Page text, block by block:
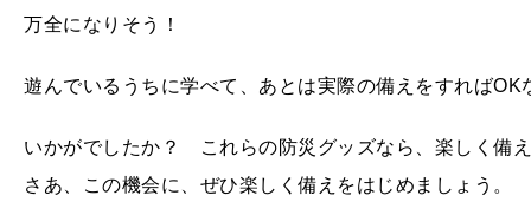
万全になりそう！
遊んでいるうちに学べて、あとは実際の備えをすればOK
いかがでしたか？ これらの防災グッズなら、楽しく備
さあ、この機会に、ぜひ楽しく備えをはじめましょう。